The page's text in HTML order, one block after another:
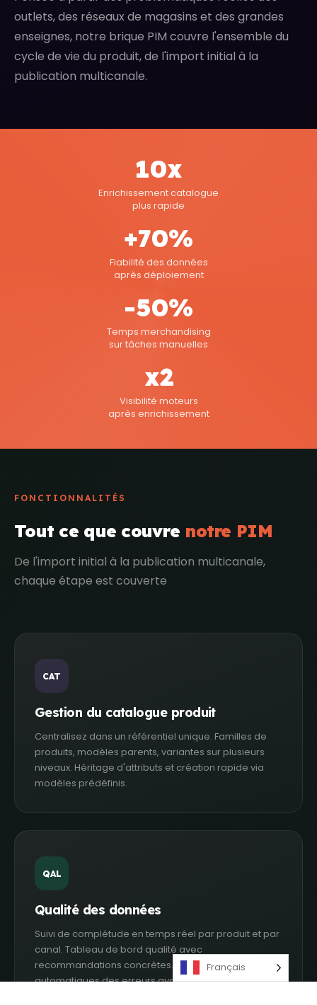
outlets, des réseaux de magasins et des grandes
enseignes, notre brique PIM couvre l'ensemble du
cycle de vie du produit, de l'import initial à la
publication multicanale.
10x
Enrichissement catalogue
plus rapide
+70%
Fiabilité des données
après déploiement
-50%
Temps merchandising
sur tâches manuelles
x2
Visibilité moteurs
après enrichissement
FONCTIONNALITÉS
Tout ce que couvre notre PIM
De l'import initial à la publication multicanale,
chaque étape est couverte
CAT
Gestion du catalogue produit
Centralisez dans un référentiel unique. Familles de
produits, modèles parents, variantes sur plusieurs
niveaux. Héritage d'attributs et création rapide via
modèles prédéfinis.
QAL
Qualité des données
Suivi de complétude en temps réel par produit et par
canal. Tableau de bord qualité avec
recommandations concrètes. Validations
automatiques des erreurs avant mise en ligne.
Français